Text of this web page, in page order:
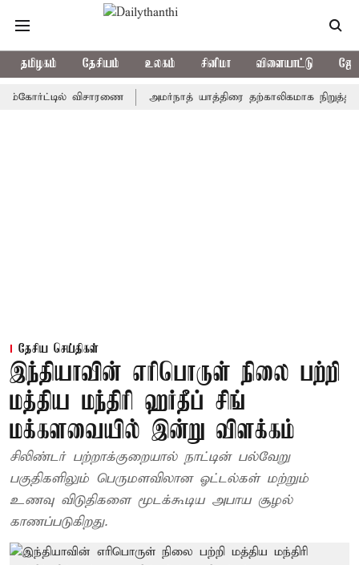
தமிழகம் தேசியம் உலகம் சினிமா விளையாட்டு
விசாரணை அமர்நாத் யாத்திரை தற்காலிகமாக நிறுத்தம்
தேசிய செய்திகள்
இந்தியாவின் எரிபொருள் நிலை பற்றி
மத்திய மந்திரி ஹர்தீப் சிங்
மக்களவையில் இன்று விளக்கம்
சிலிண்டர் பற்றாக்குறையால் நாட்டின் பல்வேறு
பகுதிகளிலும் பெருமளவிலான ஓட்டல்கள் மற்றும்
உணவு விடுதிகளை மூடக்கூடிய அபாய சூழல்
காணப்படுகிறது.